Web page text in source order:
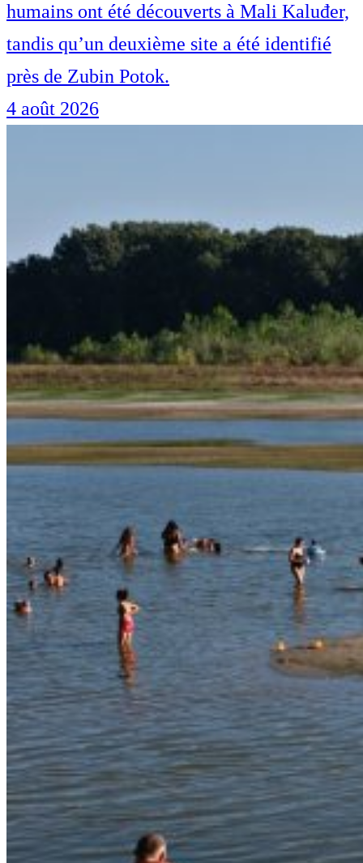
humains ont été découverts à Mali Kaluđer,
tandis qu’un deuxième site a été identifié
près de Zubin Potok.
4 août 2026